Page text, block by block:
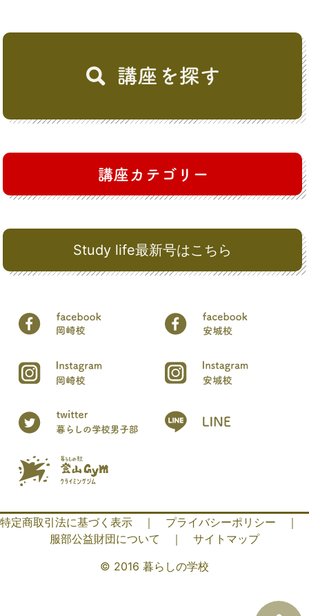
Study life最新号はこちら
特定商取引法に基づく表示 ｜ プライバシーポリシー
｜
服部公益財団について
｜
サイトマップ
© 2016 暮らしの学校